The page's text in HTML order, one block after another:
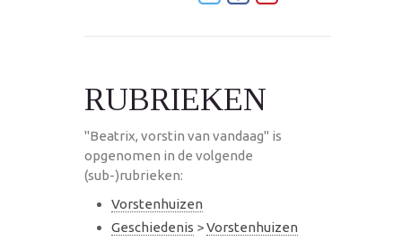
RUBRIEKEN
"Beatrix, vorstin van vandaag" is
opgenomen in de volgende
(sub-)rubrieken:
Vorstenhuizen
Geschiedenis >Vorstenhuizen